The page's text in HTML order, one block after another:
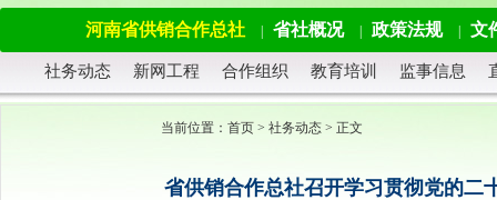
河南省供销合作总社 省社概况 政策法规 文
社务动态 新网工程 合作组织 教育培训 监事信息
当前位置： 首页 > 社务动态 > 正文
省供销合作总社召开学习贯彻党的二